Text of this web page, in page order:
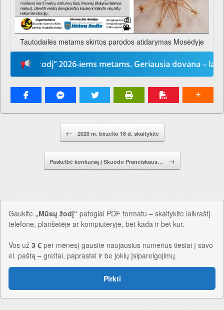
Tautodailės metams skirtos parodos atidarymas Mosėdyje
žodį“ 2026-iems metams. Geriausia dovana –
← 2020 m. birželio 16 d. skaitykite
Paskelbė konkursą į Skuodo Pranciškaus… →
Gaukite „Mūsų žodį“ patogiai PDF formatu – skaitykite laikraštį
telefone, planšetėje ar kompiuteryje, bet kada ir bet kur.
Vos už 3 € per mėnesį gausite naujausius numerius tiesiai į savo
el. paštą – greitai, paprastai ir be jokių įsipareigojimų.
Pirkti